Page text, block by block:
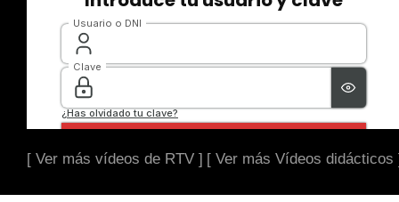
[ Ver más vídeos de RTV ] [ Ver más Vídeos didácticos